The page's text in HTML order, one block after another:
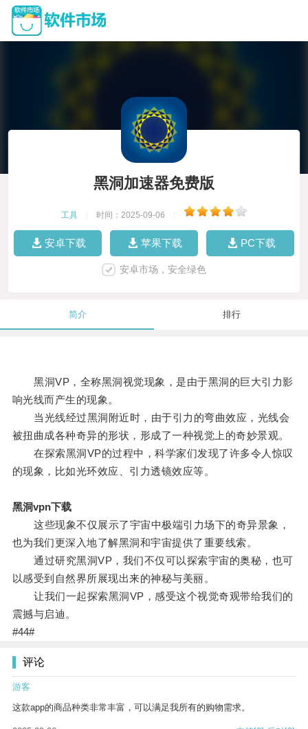
黑洞加速器免费版
工具 时间：2025-09-06
安卓下载 苹果下载 PC下载
安卓市场，安全绿色
简介 排行
黑洞VP，全称黑洞视觉现象，是由于黑洞的巨大引力影
响光线而产生的现象。
当光线经过黑洞附近时，由于引力的弯曲效应，光线会
被扭曲成各种奇异的形状，形成了一种视觉上的奇妙景观。
在探索黑洞VP的过程中，科学家们发现了许多令人惊叹
的现象，比如光环效应、引力透镜效应等。
黑洞vpn下载
这些现象不仅展示了宇宙中极端引力场下的奇异景象，
也为我们更深入地了解黑洞和宇宙提供了重要线索。
通过研究黑洞VP，我们不仅可以探索宇宙的奥秘，也可
以感受到自然界所展现出来的神秘与美丽。
让我们一起探索黑洞VP，感受这个视觉奇观带给我们的
震撼与启迪。
#44#
评论
游客
这款app的商品种类非常丰富，可以满足我所有的购物需求。